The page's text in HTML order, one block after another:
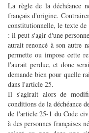
La règle de la déchéance
français d'origine.
constitutionnelle, le texte
: il peut s'agir d'une
aurait renoncé à son autre
permette ou impose cette
l'aurait perdue, et donc
demande bien pour quelle
dans l'article 25.
Il s'agirait alors de
conditions de la déchéance
de l'article 25-1 du Code
à des personnes françaises